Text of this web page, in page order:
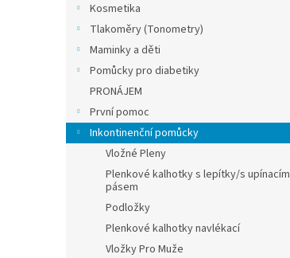
Kosmetika
Tlakoměry (Tonometry)
Maminky a děti
Pomůcky pro diabetiky
PRONÁJEM
První pomoc
Inkontinenční pomůcky
Vložné Pleny
Plenkové kalhotky s lepítky/s upínacím
pásem
Podložky
Plenkové kalhotky navlékací
Vložky Pro Muže